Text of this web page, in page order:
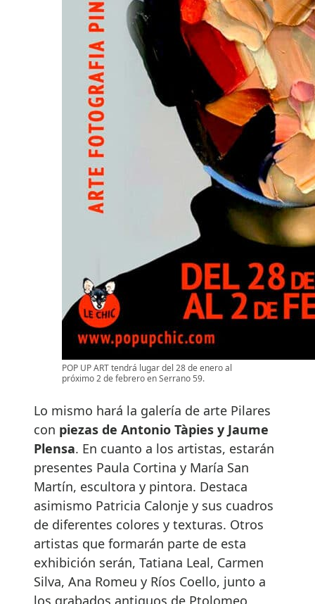
POP UP ART tendrá lugar del 28 de enero al
próximo 2 de febrero en Serrano 59.
Lo mismo hará la galería de arte Pilares
con piezas de Antonio Tàpies y Jaume
Plensa. En cuanto a los artistas, estarán
presentes Paula Cortina y María San
Martín, escultora y pintora. Destaca
asimismo Patricia Calonje y sus cuadros
de diferentes colores y texturas. Otros
artistas que formarán parte de esta
exhibición serán, Tatiana Leal, Carmen
Silva, Ana Romeu y Ríos Coello, junto a
los grabados antiguos de Ptolomeo